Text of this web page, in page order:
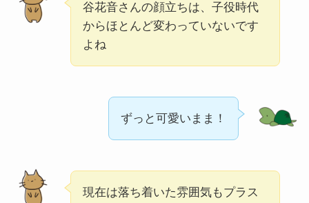
谷花音さんの顔立ちは、子役時代
からほとんど変わっていないです
よね
ずっと可愛いまま！
現在は落ち着いた雰囲気もプラス